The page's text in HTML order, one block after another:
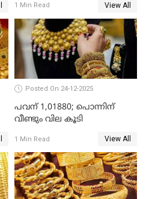
ഇടിവ്
1 Min Read View All
Posted On 24-12-2025
പവന് 1,01880; പൊന്നിന്
വീണ്ടും വില കൂടി
1 Min Read View All